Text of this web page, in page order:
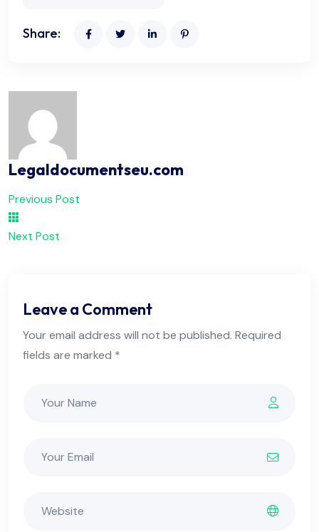
Share:
Legaldocumentseu.com
Previous Post
Next Post
Leave a Comment
Your email address will not be published. Required
fields are marked *